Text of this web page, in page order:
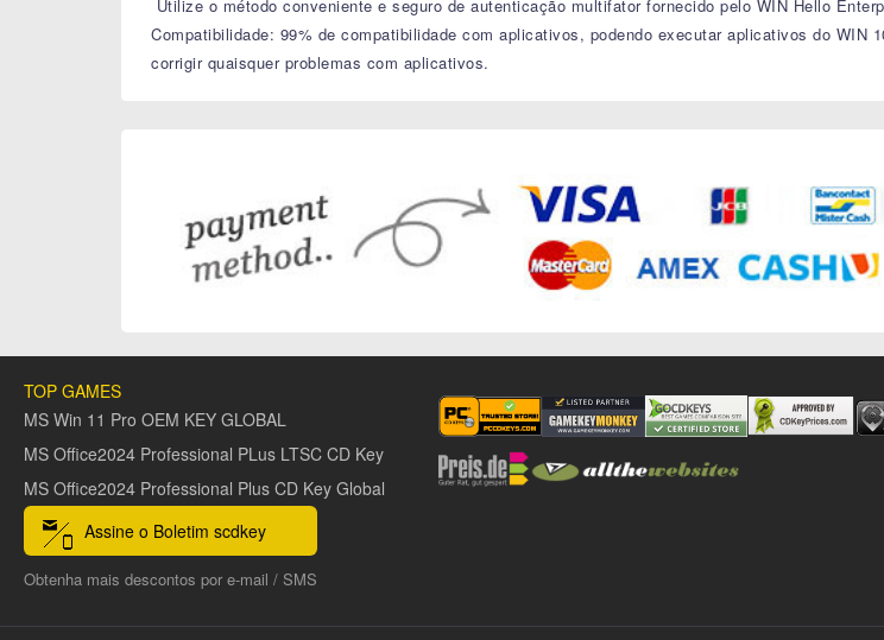
Utilize o método conveniente e seguro de autenticação multifator fornecido pelo WIN Hello
Compatibilidade: 99% de compatibilidade com aplicativos, podendo executar aplicativos do WIN
corrigir quaisquer problemas com aplicativos.
TOP GAMES
MS Win 11 Pro OEM KEY GLOBAL
MS Office2024 Professional PLus LTSC CD Key
MS Office2024 Professional Plus CD Key Global
Assine o Boletim scdkey
Obtenha mais descontos por e-mail / SMS